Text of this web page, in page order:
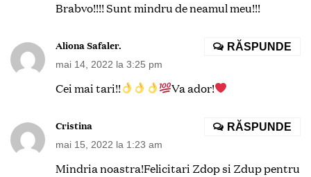
Brabvo!!!! Sunt mindru de neamul meu!!!
Aliona Safaler.
mai 14, 2022 la 3:25 pm
Cei mai tari!! Va ador!
RĂSPUNDE
Cristina
mai 15, 2022 la 1:23 am
Mindria noastra!Felicitari Zdop si Zdup pentru
RĂSPUNDE